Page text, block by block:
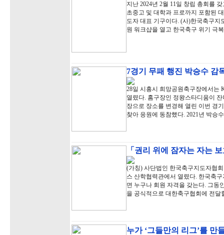
지난 2024년 2월 11일 창립 총회를
초중고 및 대학과 프로까지 포함된
도자 대표 기구이다. (사)한국축구지
원 워크샵을 열고 한국축구 위기 극
7경기 무패 행진 박승수
28일 시흥시 희망공원축구장에서는
열렸다. 홈구장인 정왕스타디움이
장으로 장소를 변경해 열린 이번 경
찾아 응원에 동참했다. 2021년 박승
「권리 위에 잠자는 자는
(가칭) 사단법인 한국축구지도자협
스 산학협력관에서 열렸다. 한국축
면 누구나 회원 자격을 갖는다. 그동
을 공식적으로 대한축구협회에 전
누가 ‘그들만의 리그’를 만